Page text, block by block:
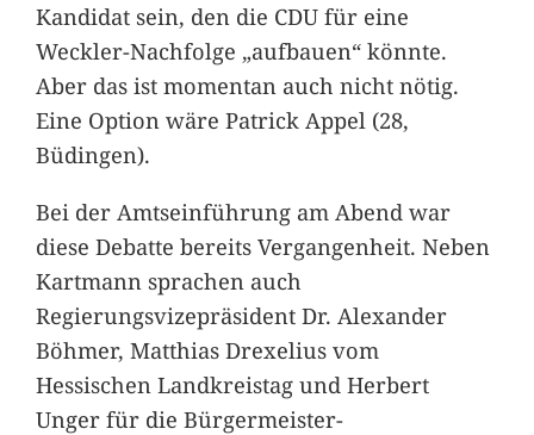
Kandidat sein, den die CDU für eine
Weckler-Nachfolge „aufbauen“ könnte.
Aber das ist momentan auch nicht nötig.
Eine Option wäre Patrick Appel (28,
Büdingen).
Bei der Amtseinführung am Abend war
diese Debatte bereits Vergangenheit. Neben
Kartmann sprachen auch
Regierungsvizepräsident Dr. Alexander
Böhmer, Matthias Drexelius vom
Hessischen Landkreistag und Herbert
Unger für die Bürgermeister-